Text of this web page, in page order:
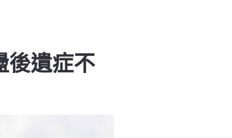
後遺症不